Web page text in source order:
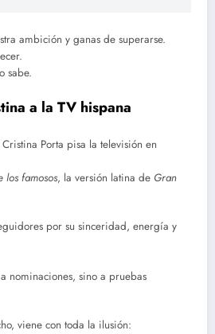
ambición y ganas de superarse.
sabe.
a la TV hispana
Porta pisa la televisión en
los famosos, la versión latina de Gran
por su sinceridad, energía y
nominaciones, sino a pruebas
viene con toda la ilusión: